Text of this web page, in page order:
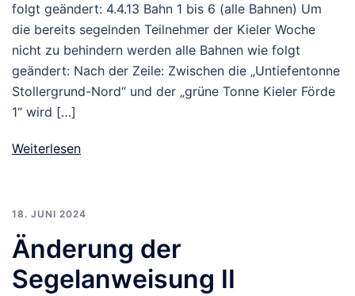
folgt geändert: 4.4.13 Bahn 1 bis 6 (alle Bahnen) Um
die bereits segelnden Teilnehmer der Kieler Woche
nicht zu behindern werden alle Bahnen wie folgt
geändert: Nach der Zeile: Zwischen die „Untiefentonne
Stollergrund-Nord“ und der „grüne Tonne Kieler Förde
1“ wird […]
Weiterlesen
18. JUNI 2024
Änderung der
Segelanweisung II